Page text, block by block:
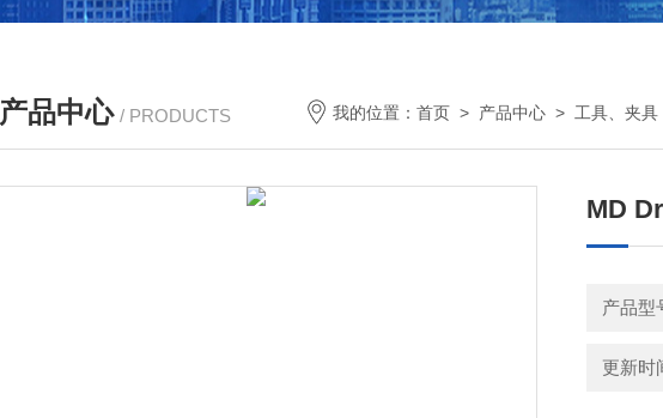
产品中心 / PRODUCTS 我的位置： 首页 > 产品中心 > 工具、夹具
MD
产品型
更新时